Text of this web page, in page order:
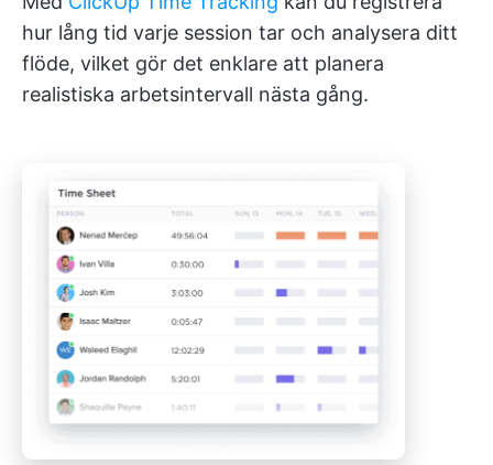
hur lång tid varje session tar och analysera ditt
flöde, vilket gör det enklare att planera
realistiska arbetsintervall nästa gång.